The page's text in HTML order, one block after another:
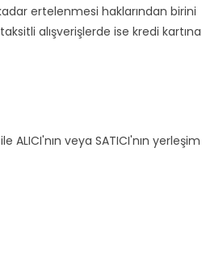
ertelenmesi haklarından birini
alışverişlerde ise kredi kartına
veya SATICI'nın yerleşim